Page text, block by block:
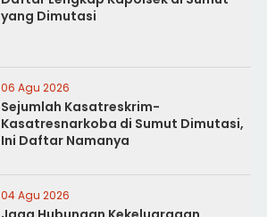
yang Dimutasi
06 Agu 2026
Sejumlah Kasatreskrim-
Kasatresnarkoba di Sumut Dimutasi,
Ini Daftar Namanya
04 Agu 2026